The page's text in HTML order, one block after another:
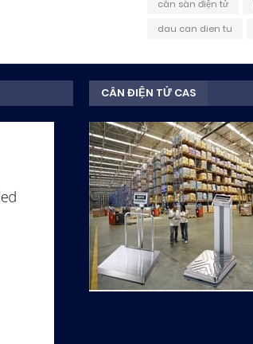
cân sàn điện tử
dau can dien tu
CÂN ĐIỆN TỬ CAS